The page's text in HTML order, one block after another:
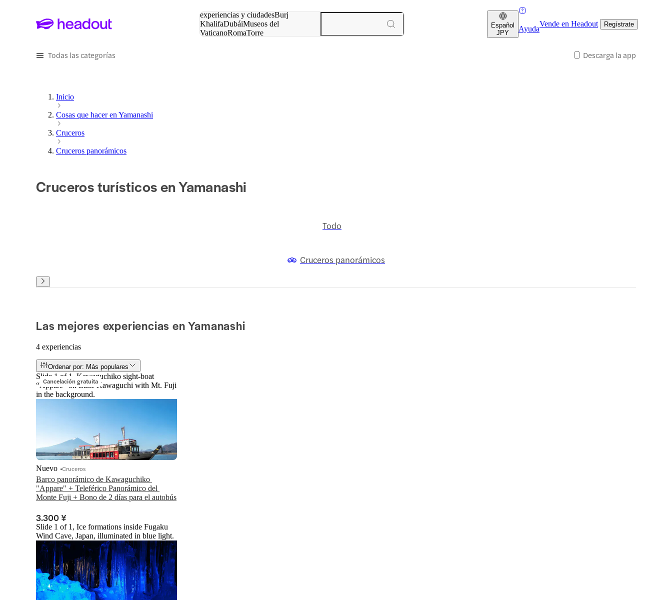
experiencias y ciudadesBurj
KhalifaDubáiMuseos del
VaticanoRomaTorre
Español
JPY
Ayuda
Vende en Headout Regístrate
Todas las categorías Descarga la app
Inicio
Cosas que hacer en Yamanashi
Cruceros
Cruceros panorámicos
Cruceros turísticos en Yamanashi
Todo
Cruceros panorámicos
Las mejores experiencias en Yamanashi
4 experiencias
Ordenar por: Más populares
Cancelación gratuita
Slide 1 of 1, Kawaguchiko sight-boat
“Appare” on Lake Kawaguchi with Mt. Fuji
in the background.
Barco panorámico de Kawaguchiko
"Appare" + Teleférico Panorámico del
Monte Fuji + Bono de 2 días para el autobús
Nuevo Cruceros
3.300 ¥
Slide 1 of 1, Ice formations inside Fugaku
Wind Cave, Japan, illuminated in blue light.